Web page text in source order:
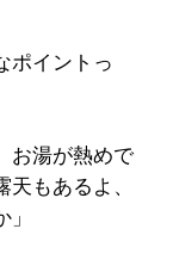
イントっ
お湯が熱めで
もあるよ、